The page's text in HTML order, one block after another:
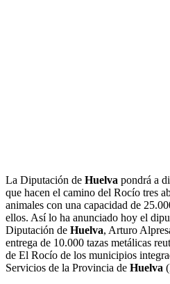
La Diputación de Huelva pondrá a
que hacen el camino del Rocío tres
animales con una capacidad de
ellos. Así lo ha anunciado hoy el
Diputación de Huelva, Arturo
entrega de 10.000 tazas metálicas
de El Rocío de los municipios
Servicios de la Provincia de Huelva